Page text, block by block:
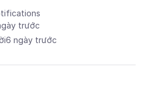
trước
6 ngày trước